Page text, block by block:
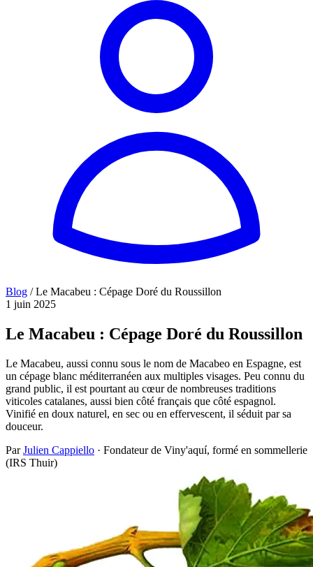
Blog / Le Macabeu : Cépage Doré du Roussillon
1 juin 2025
Le Macabeu : Cépage Doré du Roussillon
Le Macabeu, aussi connu sous le nom de Macabeo en Espagne, est
un cépage blanc méditerranéen aux multiples visages. Peu connu du
grand public, il est pourtant au cœur de nombreuses traditions
viticoles catalanes, aussi bien côté français que côté espagnol.
Vinifié en doux naturel, en sec ou en effervescent, il séduit par sa
douceur.
Par Julien Cappiello · Fondateur de Viny'aquí, formé en sommellerie
(IRS Thuir)